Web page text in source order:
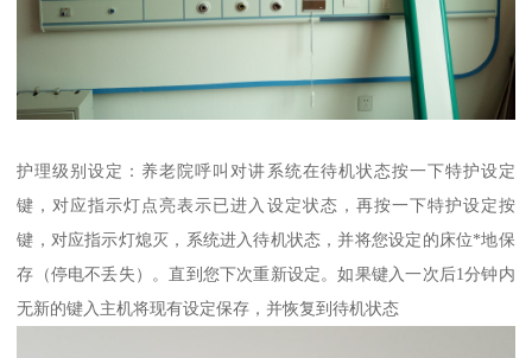
护理级别设定：养老院呼叫对讲系统在待机状态按一下特护设定
键，对应指示灯点亮表示已进入设定状态，再按一下特护设定按
键，对应指示灯熄灭，系统进入待机状态，并将您设定的床位*地保
存（停电不丢失）。直到您下次重新设定。如果键入一次后1分钟内
无新的键入主机将现有设定保存，并恢复到待机状态